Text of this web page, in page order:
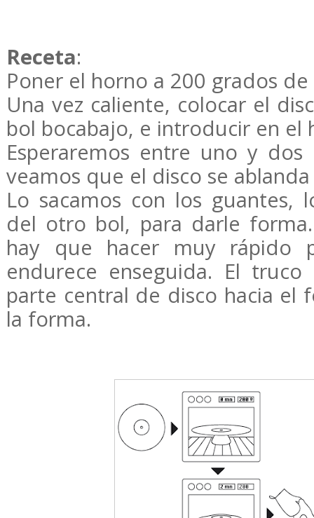
Receta:
Poner el horno a 200 grados
Una vez caliente, colocar el
bol bocabajo, e introducir en el
Esperaremos entre uno y
veamos que el disco se
Lo sacamos con los guantes,
del otro bol, para darle
hay que hacer muy rápido
endurece enseguida. El
parte central de disco hacia el
la forma.